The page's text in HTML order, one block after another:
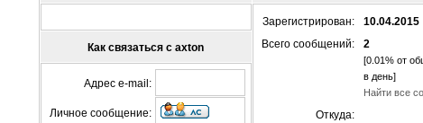
Зарегистрирован:
10.04.2015
Всего сообщений:
2
[0.01% от
в день]
Найти все
Откуда:
Как связаться с axton
Адрес e-mail:
Личное сообщение: